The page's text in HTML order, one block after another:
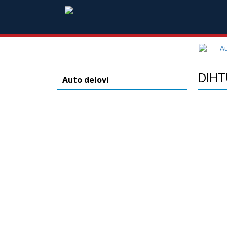
Auto delovi